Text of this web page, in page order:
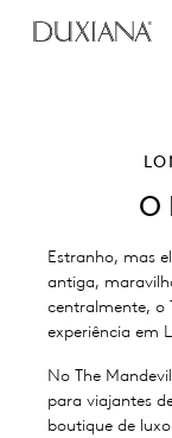
O
Estranho, mas
antiga,
centralmente, o
experiência em
No The
para viajantes
boutique de